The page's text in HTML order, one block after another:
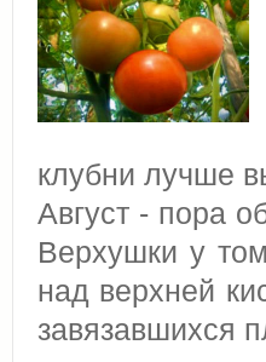
клубни лучше
Август - пора
Верхушки у
над верхней
завязавшихся